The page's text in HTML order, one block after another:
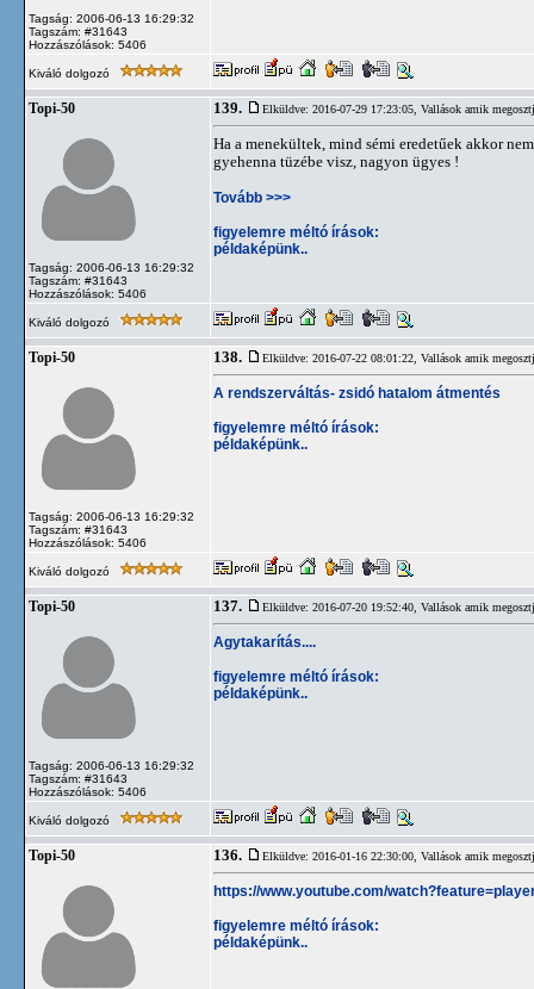
Tagság: 2006-06-13 16:29:32
Tagszám: #31643
Hozzászólások: 5406
Kiváló dolgozó
Topi-50
Tagság: 2006-06-13 16:29:32
Tagszám: #31643
Hozzászólások: 5406
139. Elküldve: 2016-07-29 17:23:05, Vallások amik
Ha a menekültek, mind sémi eredetűek akkor
gyehenna tüzébe visz, nagyon ügyes !
Tovább >>>
figyelemre méltó írások:
példaképünk..
Kiváló dolgozó
Topi-50
Tagság: 2006-06-13 16:29:32
Tagszám: #31643
Hozzászólások: 5406
138. Elküldve: 2016-07-22 08:01:22, Vallások amik
A rendszerváltás- zsidó hatalom átmentés
figyelemre méltó írások:
példaképünk..
Kiváló dolgozó
Topi-50
Tagság: 2006-06-13 16:29:32
Tagszám: #31643
Hozzászólások: 5406
137. Elküldve: 2016-07-20 19:52:40, Vallások amik
Agytakarítás....
figyelemre méltó írások:
példaképünk..
Kiváló dolgozó
Topi-50 136. Elküldve: 2016-01-16 22:30:00, Vallások amik
https://www.youtube.com/
figyelemre méltó írások:
példaképünk..